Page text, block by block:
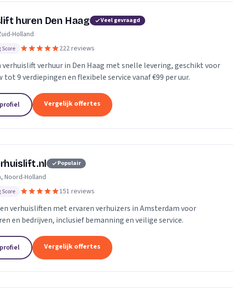
huren Den Haag Veel gevraagd
Holland
Score 222 reviews
verhuislift verhuur in Den Haag met snelle levering, geschikt voor
tot 9 verdiepingen en flexibele service vanaf €99 per uur.
Vergelijk offertes
Populair
Noord-Holland
Score 151 reviews
verhuisliften met ervaren verhuizers in Amsterdam voor
en bedrijven, inclusief bemanning en veilige service.
Vergelijk offertes